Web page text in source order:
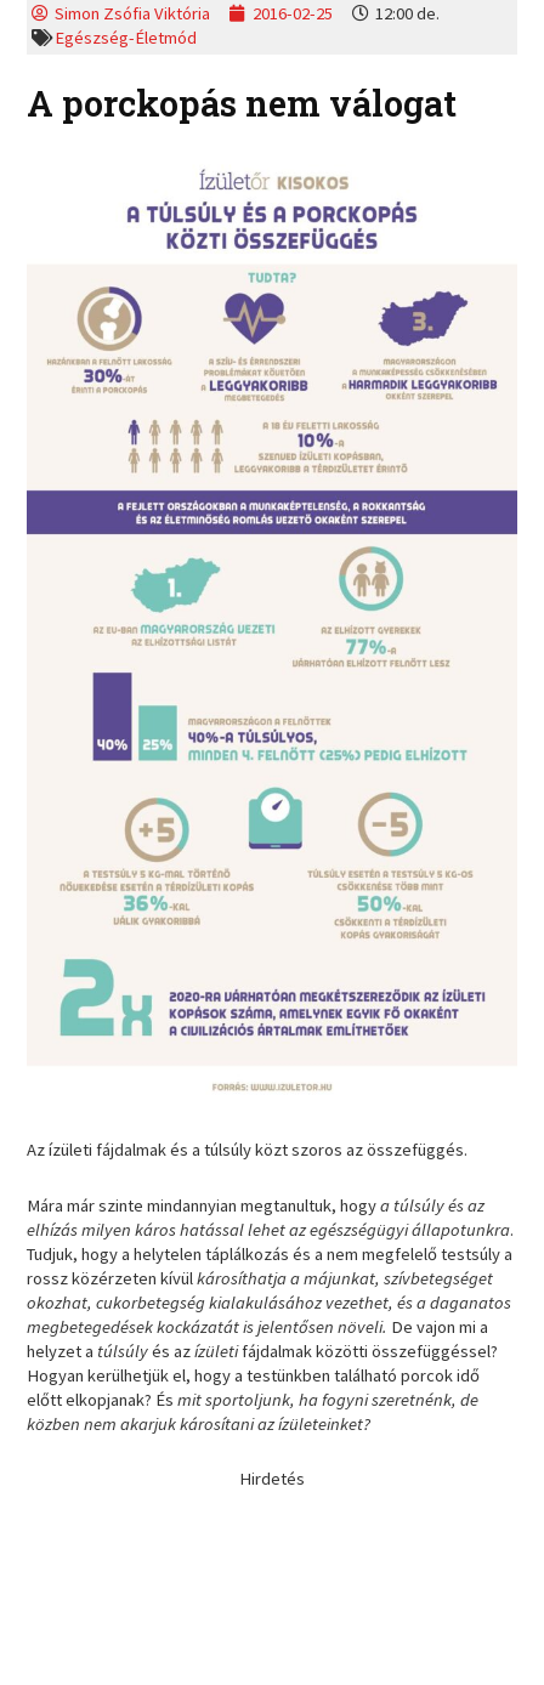
Simon Zsófia Viktória 2016-02-25
12:00 de.
Egészség-Életmód
A porckopás nem válogat
Az ízületi fájdalmak és a túlsúly közt szoros az összefüggés.
Mára már szinte mindannyian megtanultuk, hogya túlsúly és az
elhízás milyen káros hatással lehet az egészségügyi állapotunkra.
Tudjuk, hogy a helytelen táplálkozás és a nem megfelelő testsúly a
rossz közérzeten kívülkárosíthatja a májunkat, szívbetegséget
okozhat, cukorbetegség kialakulásához vezethet, és a daganatos
megbetegedések kockázatát is jelentősen növeli. De vajon mi a
helyzet a túlsúlyés azízületifájdalmak közötti összefüggéssel?
Hogyan kerülhetjük el, hogy a testünkben található porcok idő
előtt elkopjanak? Ésmit sportoljunk, ha fogyni szeretnénk, de
közben nem akarjuk károsítani az ízületeinket?
Hirdetés